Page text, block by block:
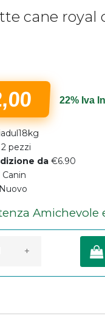
cane royal
22% Iva
2 pezzi
da€6.90
Canin
Nuovo
di Consegna
Amichevole
+